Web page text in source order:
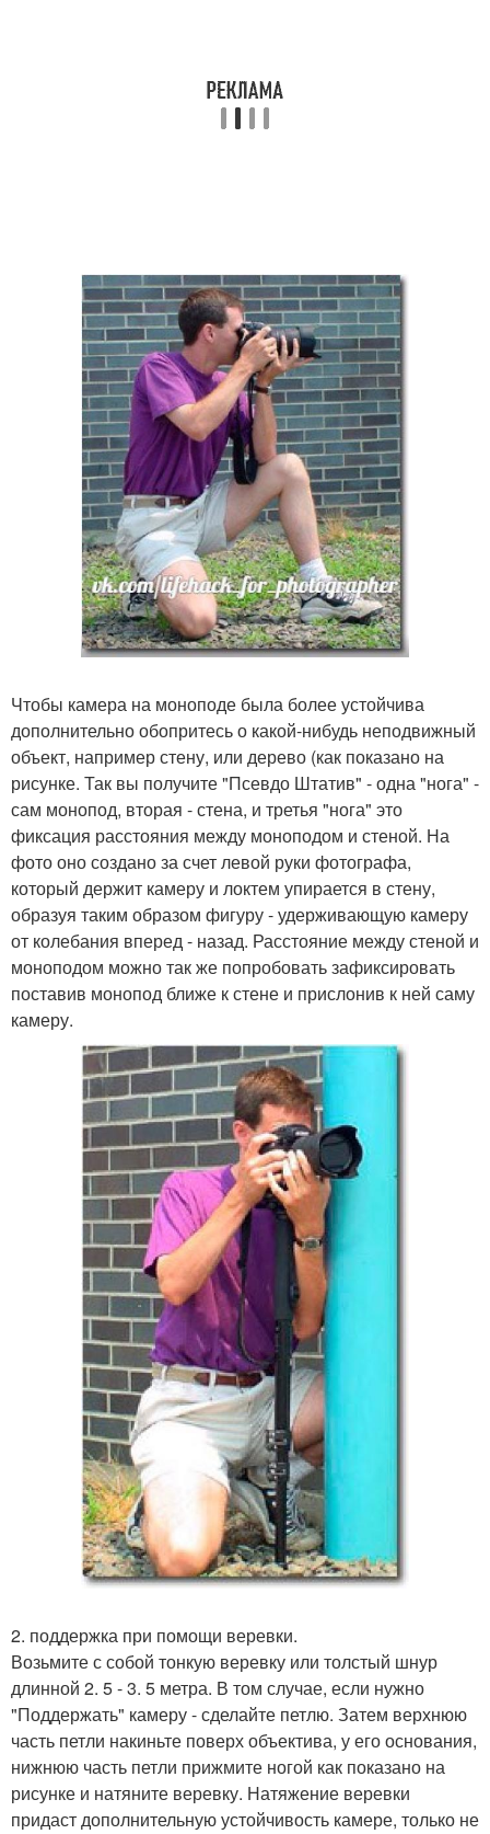
Чтобы камера на моноподе была более устойчива
дополнительно обопритесь о какой-нибудь неподвижный
объект, например стену, или дерево (как показано на
рисунке. Так вы получите "Псевдо Штатив" - одна "нога" -
сам монопод, вторая - стена, и третья "нога" это
фиксация расстояния между моноподом и стеной. На
фото оно создано за счет левой руки фотографа,
который держит камеру и локтем упирается в стену,
образуя таким образом фигуру - удерживающую камеру
от колебания вперед - назад. Расстояние между стеной и
моноподом можно так же попробовать зафиксировать
поставив монопод ближе к стене и прислонив к ней саму
камеру.
2. поддержка при помощи веревки.
Возьмите с собой тонкую веревку или толстый шнур
длинной 2. 5 - 3. 5 метра. В том случае, если нужно
"Поддержать" камеру - сделайте петлю. Затем верхнюю
часть петли накиньте поверх объектива, у его основания,
нижнюю часть петли прижмите ногой как показано на
рисунке и натяните веревку. Натяжение веревки
придаст дополнительную устойчивость камере, только не